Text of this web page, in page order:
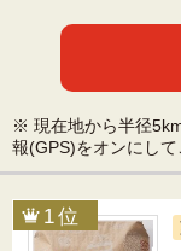
※ 現在地から半径
報(GPS)をオンにして